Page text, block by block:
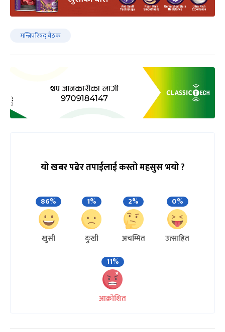
मन्त्रिपरिषद् बैठक
यो खबर पढेर तपाईलाई कस्तो महसुस भयो ?
86%
खुसी
1%
दुःखी
2%
अचम्मित
0%
उत्साहित
11%
आक्रोशित